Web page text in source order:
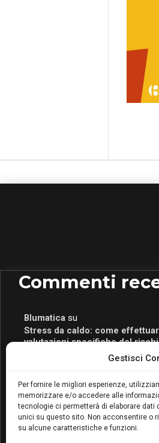
Gestisci
Per fornire le migliori esperienze,
memorizzare e/o accedere alle
tecnologie ci permetterà di elaborare dati
unici su questo sito. Non acconsentire o
su alcune caratteristiche e funzioni.
Commenti
Blumaticasu
Stress da caldo: come
valutazioni specifiche del
attivo anche in Campania:
Blumatica da 80 Ore per
Blumaticasu
Coordinatore della Sicurezza:
richiesto per abilitazione e